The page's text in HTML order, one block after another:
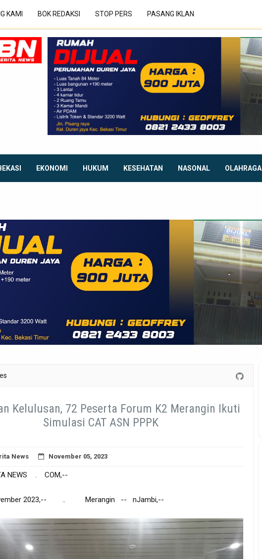
KAMI BOK REDAKSI STOP PERS PASANG IKLAN
EKONOMI HUKUM KESEHATAN NASONAL OLAHRAGA
Kelulusan, 72 Peserta Forum K2 Merangin Ikuti
Simulasi CAT ASN PPPK
News November 05, 2023
NEWS . COM,--
2023,-- .. Merangin -- nJambi,--